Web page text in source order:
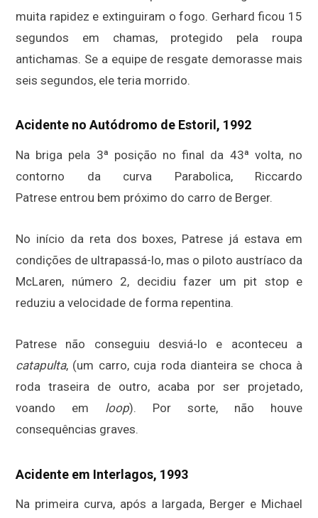
muita rapidez e extinguiram o fogo. Gerhard ficou 15
segundos em chamas, protegido pela roupa
antichamas. Se a equipe de resgate demorasse mais
seis segundos, ele teria morrido.
Acidente no Autódromo de Estoril, 1992
Na briga pela 3ª posição no final da 43ª volta, no
contorno da curva Parabolica, Riccardo
Patrese entrou bem próximo do carro de Berger.
No início da reta dos boxes, Patrese já estava em
condições de ultrapassá-lo, mas o piloto austríaco da
McLaren, número 2, decidiu fazer um pit stop e
reduziu a velocidade de forma repentina.
Patrese não conseguiu desviá-lo e aconteceu a
catapulta, (um carro, cuja roda dianteira se choca à
roda traseira de outro, acaba por ser projetado,
voando em loop). Por sorte, não houve
consequências graves.
Acidente em Interlagos, 1993
Na primeira curva, após a largada, Berger e Michael